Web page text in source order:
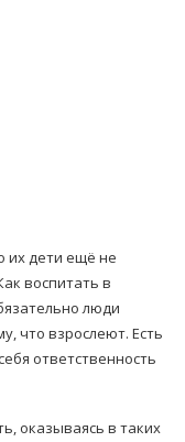
их дети ещё не
воспитать в
люди
что взрослеют. Есть
ответственность
оказываясь в таких